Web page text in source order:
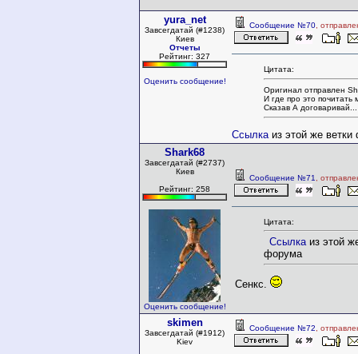
yura_net
Завсегдатай (#1238)
Киев
Отчеты
Рейтинг: 327
Оценить сообщение!
Сообщение №70 ,
Цитата:
Оригинал отправлен
И где про это
Сказав А
Ссылкаиз этой же ветки
Shark68
Завсегдатай (#2737)
Киев
Рейтинг: 258
Оценить сообщение!
Сообщение №71 ,
Цитата:
Ссылка из этой
форума
Сенкс.
skimen
Завсегдатай (#1912)
Kiev
Сообщение №72 ,